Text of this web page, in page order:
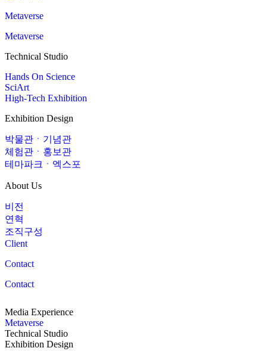
Metaverse
Metaverse
Technical Studio
Hands On Science
SciArt
High-Tech Exhibition
Exhibition Design
박물관ㆍ기념관
체험관ㆍ홍보관
테마파크ㆍ엑스포
About Us
비전
연혁
조직구성
Client
Contact
Contact
Media Experience
Metaverse
Technical Studio
Exhibition Design